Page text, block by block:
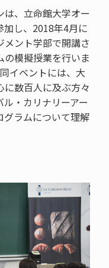
、立命館大学オー
加し、2018年4月に
ント学部で開講さ
模擬授業を行いま
イベントには、大
数百人に及ぶ方々
・カリナリーアー
グラムについて理解